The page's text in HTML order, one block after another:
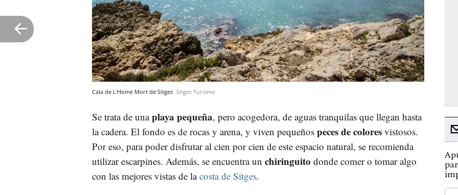
Cala de L'Home Mort de Sitges Sitges Turismo
Se trata de unaplaya pequeña, pero acogedora, de aguas tranquilas que llegan hasta
la cadera. El fondo es de rocas y arena, y viven pequeños peces de colores vistosos.
Por eso, para poder disfrutar al cien por cien de este espacio natural, se recomienda
utilizar escarpines. Además, se encuentra un chiringuito donde comer o tomar algo
con las mejores vistas de lacosta de Sitges.